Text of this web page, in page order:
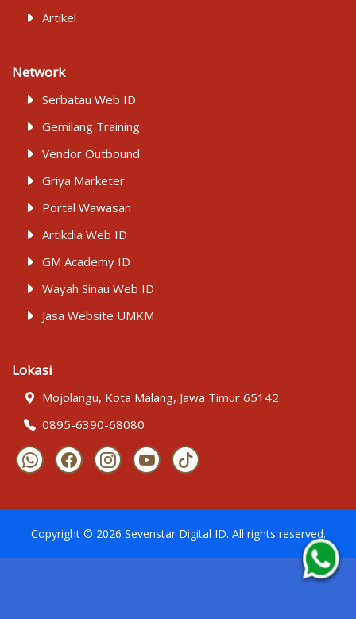
Artikel
Network
Serbatau Web ID
Gemilang Training
Vendor Outbound
Griya Marketer
Portal Wawasan
Artikdia Web ID
GM Academy ID
Wayah Sinau Web ID
Jasa Website UMKM
Lokasi
Mojolangu, Kota Malang, Jawa Timur 65142
0895-6390-68080
Copyright © 2026 Sevenstar Digital ID. All rights reserved.